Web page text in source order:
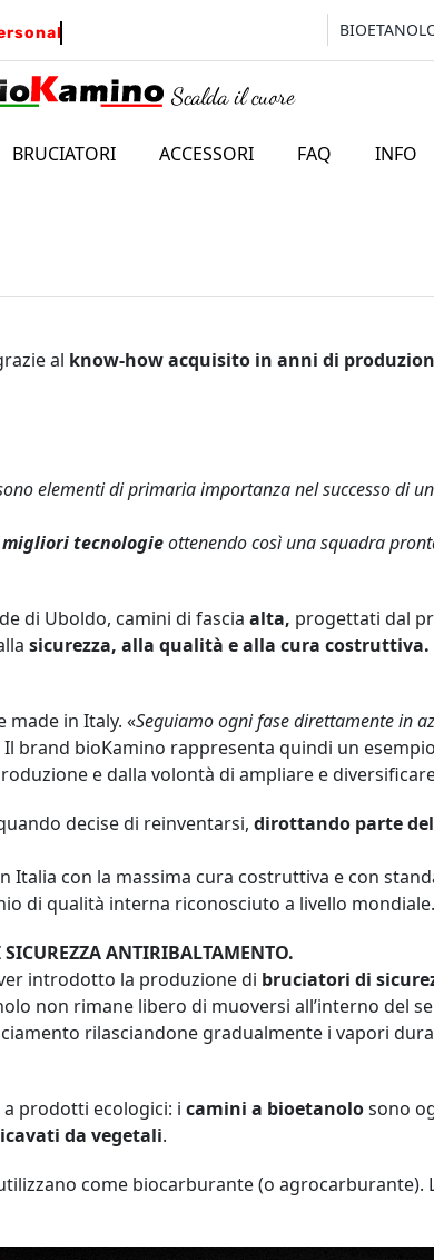
LEONARDO
BRL – Inserto per
BRUCIATORI ACCESSORI FAQ INFO
al know-how acquisito in anni di
elementi di primaria importanza nel successo di
migliori tecnologieottenendo così una squadra
di Uboldo, camini di fascia alta, progettati dal
sicurezza, alla qualità e alla cura costruttiva.
in Italy. «Seguiamo ogni fase direttamente in
Il brand bioKamino rappresenta quindi un
e dalla volontà di ampliare e
decise di reinventarsi, dirottando parte
con la massima cura costruttiva e con
di qualità interna riconosciuto a livello mondiale.
ANTIRIBALTAMENTO.
introdotto la produzione di bruciatori di
non rimane libero di muoversi all’interno del
rilasciandone gradualmente i vapori
a prodotti ecologici: i camini a bioetanolosono
da vegetali.
come biocarburante (o agrocarburante).